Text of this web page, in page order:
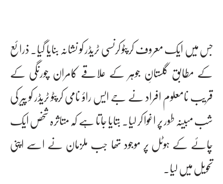
جس میں ایک معروف کرپٹو کرنسی ٹریڈر کو نشانہ بنایا گیا۔ ذرائع
کے مطابق گلستانِ جوہر کے علاقے کامران چورنگی کے
قریب نامعلوم افراد نے جے ایس راؤ نامی کرپٹو ٹریڈر کو پیر کی
شب مبینہ طور پر اغوا کر لیا۔ بتایا جاتا ہے کہ متاثرہ شخص ایک
چائے کے ہوٹل پر موجود تھا جب ملزمان نے اسے اپنی
تحویل میں لیا۔